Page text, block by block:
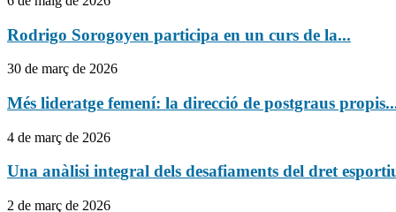
Rodrigo Sorogoyen participa en un curs de la...
30 de març de 2026
Més lideratge femení: la direcció de postgraus
4 de març de 2026
Una anàlisi integral dels desafiaments del dret
2 de març de 2026